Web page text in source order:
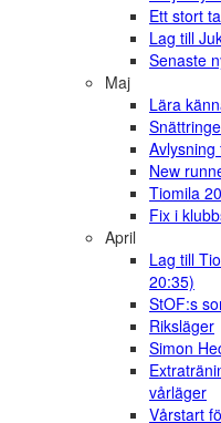
Ett stort
Lag till
Senaste
Maj
Lära
Avlysning
New
Tiomila
Fix i
April
Lag till
20:35)
StOF:s
Riksläger
Simon
vårläger
Vårstart